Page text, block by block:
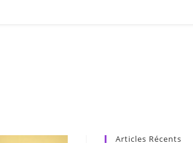
Articles Récents